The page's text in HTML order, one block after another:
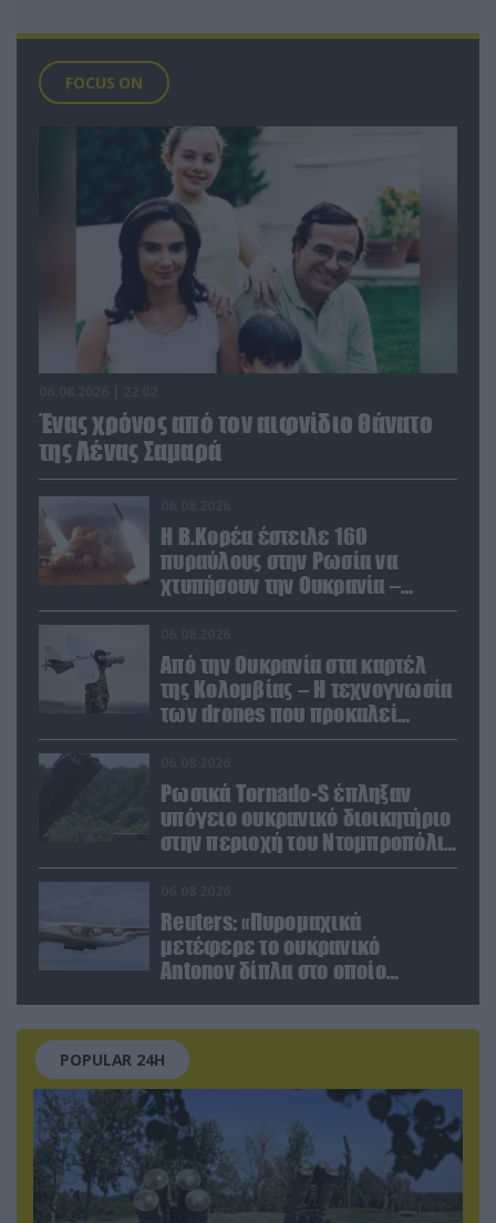
FOCUS ON
Ένας χρόνος από τον αιφνίδιο θάνατο
της Λένας Σαμαρά
Η Β.Κορέα έστειλε 160
πυραύλους στην Ρωσία να
χτυπήσουν την Ουκρανία –
Θέλει να εκπαιδευτεί σε νέο
Από την Ουκρανία στα καρτέλ
της Κολομβίας – Η τεχνογνωσία
των drones που προκαλεί
ανησυχία
Ρωσικά Tornado-S έπληξαν
υπόγειο ουκρανικό διοικητήριο
στην περιοχή του Ντομπροπόλιε
(βίντεο)
Reuters: «Πυρομαχικά
μετέφερε το ουκρανικό
Antonov δίπλα στο οποίο
POPULAR 24H